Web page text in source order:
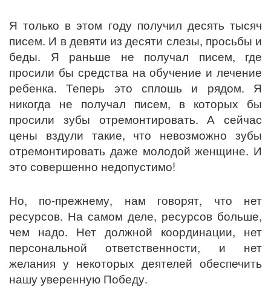
Я только в этом году получил десять тысяч
писем. И в девяти из десяти слезы, просьбы и
беды. Я раньше не получал писем, где
просили бы средства на обучение и лечение
ребенка. Теперь это сплошь и рядом. Я
никогда не получал писем, в которых бы
просили зубы отремонтировать. А сейчас
цены вздули такие, что невозможно зубы
отремонтировать даже молодой женщине. И
это совершенно недопустимо!
Но, по-прежнему, нам говорят, что нет
ресурсов. На самом деле, ресурсов больше,
чем надо. Нет должной координации, нет
персональной ответственности, и нет
желания у некоторых деятелей обеспечить
нашу уверенную Победу.